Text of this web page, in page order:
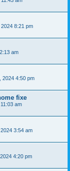
8:21 pm
am
2024 4:50 pm
fixe
am
3:54 am
4:20 pm